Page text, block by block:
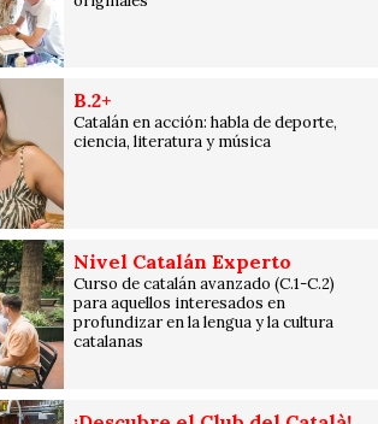
B.2+
Catalán en acción: habla de deporte,
ciencia, literatura y música
Nivel Catalán Experto
Curso de catalán avanzado (C.1-C.2)
para aquellos interesados en
profundizar en la lengua y la cultura
catalanas